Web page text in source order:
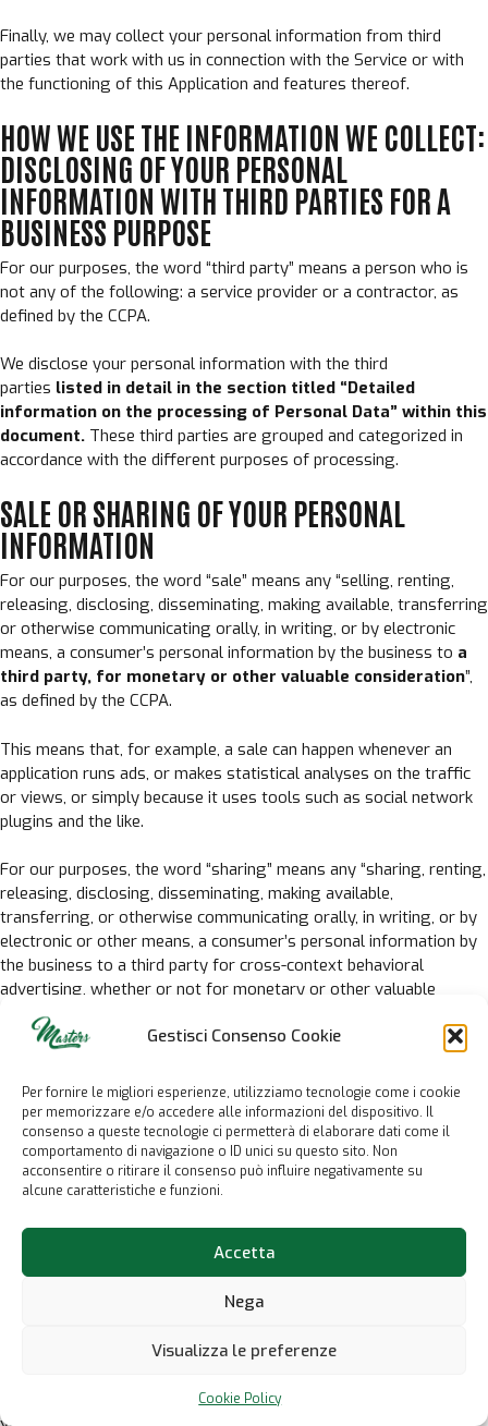
Gestisci Consenso Cookie
Per fornire le migliori esperienze, utilizziamo tecnologie come i cookie
per memorizzare e/o accedere alle informazioni del dispositivo. Il
consenso a queste tecnologie ci permetterà di elaborare dati come il
comportamento di navigazione o ID unici su questo sito. Non
acconsentire o ritirare il consenso può influire negativamente su
alcune caratteristiche e funzioni.
Accetta
Nega
Visualizza le preferenze
Cookie Policy
Finally, we may collect your personal information from third
parties that work with us in connection with the Service or with
the functioning of this Application and features thereof.
HOW WE USE THE INFORMATION WE COLLECT:
DISCLOSING OF YOUR PERSONAL
INFORMATION WITH THIRD PARTIES FOR A
BUSINESS PURPOSE
For our purposes, the word “third party” means a person who is
not any of the following: a service provider or a contractor, as
defined by the CCPA.
We disclose your personal information with the third
parties listed in detail in the section titled “Detailed
information on the processing of Personal Data” within this
document. These third parties are grouped and categorized in
accordance with the different purposes of processing.
SALE OR SHARING OF YOUR PERSONAL
INFORMATION
For our purposes, the word “sale” means any “selling, renting,
releasing, disclosing, disseminating, making available, transferring
or otherwise communicating orally, in writing, or by electronic
means, a consumer’s personal information by the business to a
third party, for monetary or other valuable consideration”,
as defined by the CCPA.
This means that, for example, a sale can happen whenever an
application runs ads, or makes statistical analyses on the traffic
or views, or simply because it uses tools such as social network
plugins and the like.
For our purposes, the word “sharing” means any “sharing, renting,
releasing, disclosing, disseminating, making available,
transferring, or otherwise communicating orally, in writing, or by
electronic or other means, a consumer’s personal information by
the business to a third party for cross-context behavioral
advertising, whether or not for monetary or other valuable
consideration, including transactions between a business and a
third party for cross-context behavioral advertising for the
by the CCPA.
Please note that the exchange of personal information with a
service provider pursuant to a written contract that meets the
requirements set by the CCPA, does not constitute a sale or
sharing of your personal information.
YOUR RIGHT TO OPT OUT OF THE SALE OR SHARING OF YOUR
PERSONAL INFORMATION AND HOW YOU CAN EXERCISE IT
We sell or share your personal information with the third
listed in detail in the section titled “Detailed
These third parties are grouped and categorized in